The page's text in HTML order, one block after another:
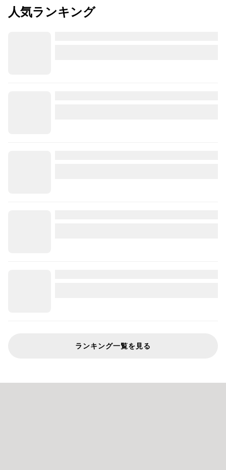
人気ランキング
ランキング一覧を見る